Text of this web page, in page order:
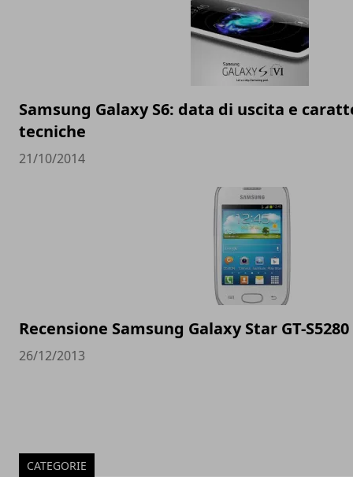
Samsung Galaxy S6: data di uscita e
tecniche
21/10/2014
Recensione Samsung Galaxy Star GT-S5280
26/12/2013
CATEGORIE